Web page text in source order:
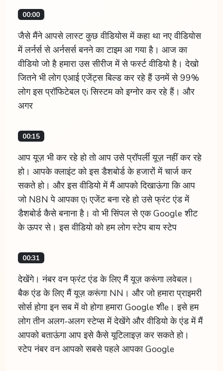
00:00
जैसे मैंने आपसे लास्ट कुछ वीडियोस में कहा था नए वीडियोस
में लर्नर्स से अर्नसर्स बनने का टाइम आ गया है। आज का
वीडियो जो है हमारा उस सीरीज में से फर्स्ट वीडियो है। देखो
जितने भी लोग एआई एजेंट्स बिल्ड कर रहे हैं उनमें से 99%
लोग इस प्रॉफिटेबल एi सिस्टम को इग्नोर कर रहे हैं। और
अगर
00:15
आप यूज़ भी कर रहे हो तो आप उसे प्रॉपर्ली यूज़ नहीं कर रहे
हो। आपके क्लाइंट को इस डैशबोर्ड के हजारों में चार्ज कर
सकते हो। और इस वीडियो में मैं आपको दिखाऊंगा कि आप
जो N8N पे आपका एi एजेंट बना रहे हो उसे फ्रंट एंड में
डैशबोर्ड कैसे बनाना है। वो भी सिंपल से एक Google शीट
के ऊपर से। इस वीडियो को हम लोग स्टेप बाय स्टेप
00:31
देखेंगे। नंबर वन फ्रंट एंड के लिए मैं यूज़ करूंगा लवेबल।
बैक एंड के लिए मैं यूज़ करूंगा NN। और जो हमारा प्राइमरी
सोर्स होगा इन सब में वो होगा हमारा Google शीe। इसे हम
लोग तीन अलग-अलग स्टेप्स में देखेंगे और वीडियो के एंड में मैं
आपको बताऊंगा आप इसे कैसे यूटिलाइज़ कर सकते हो।
स्टेप नंबर वन आपको सबसे पहले आपका Google